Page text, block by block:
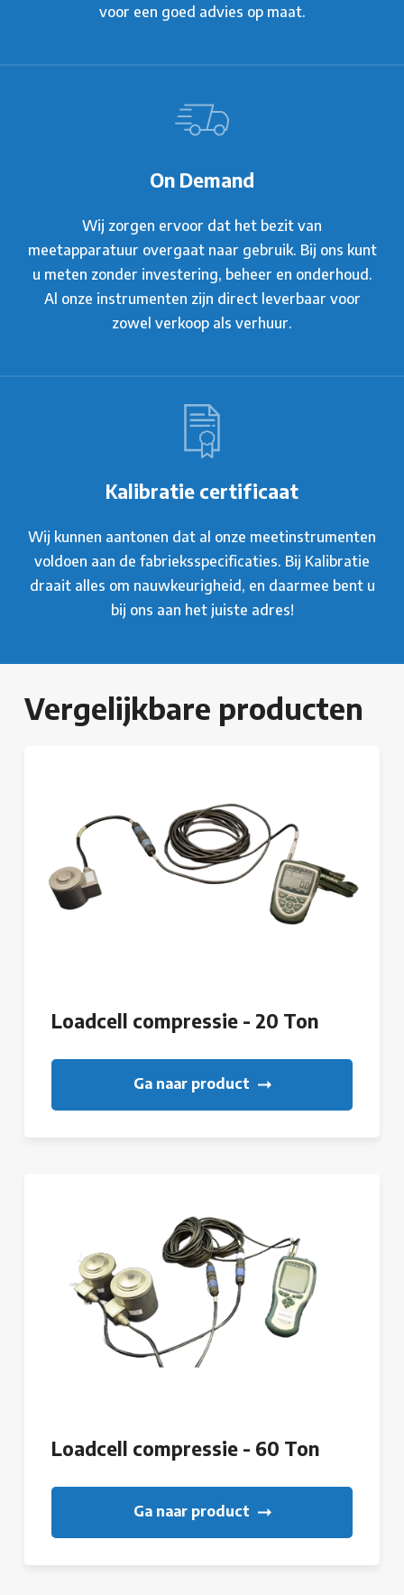
voor een goed advies op maat.
On Demand
Wij zorgen ervoor dat het bezit van
meetapparatuur overgaat naar gebruik. Bij ons kunt
u meten zonder investering, beheer en onderhoud.
Al onze instrumenten zijn direct leverbaar voor
zowel verkoop als verhuur.
Kalibratie certificaat
Wij kunnen aantonen dat al onze meetinstrumenten
voldoen aan de fabrieksspecificaties. Bij Kalibratie
draait alles om nauwkeurigheid, en daarmee bent u
bij ons aan het juiste adres!
Vergelijkbare producten
Loadcell compressie - 20 Ton
Ga naar product
Loadcell compressie - 60 Ton
Ga naar product